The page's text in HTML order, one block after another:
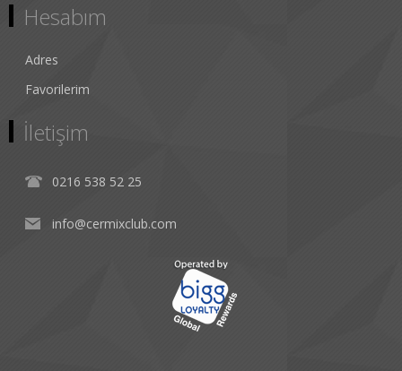
Hesabım
Adres
Favorilerim
İletişim
0216 538 52 25
info@cermixclub.com